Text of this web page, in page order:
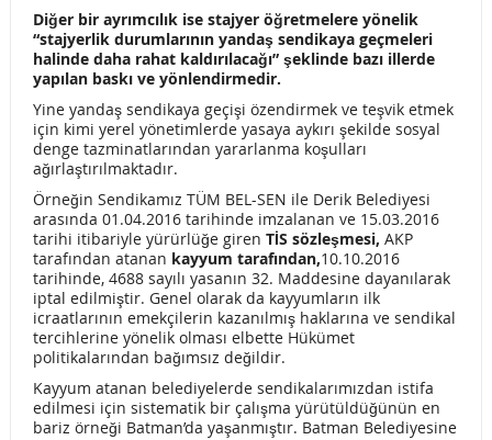
EMEKÇİLER AÇLIK SINIRININ ALTINDA YAŞIYOR
SÖZLEŞMELİ PERSONEL ALIM SINAVI İLE İLGİLİ DUYURU
MEMURLAR İÇİN YENİ RAPOR GENELGESİ
TORBA YASA MECLİS’TEN GEÇTİ KENT-DOĞA DİZGİNSİZ
TALANA AÇILDI
MEMURA YEMEK YARDIMINDA İKİ ÖNEMLİ DEĞİŞİKLİK
SANAT ÖRGÜTLERİNDEN ÖZELLEŞTİRMELERE TEPKİ!
KESK-DİSK-TMMOB-TTB’DE CHP’YE ZİYARET !
MEMURLARIN YILLIK İZİN YASAĞI KALKTI
NE DARBE NE OHAL !
2010 YILI KPSS İPTALİNE İLİŞKİN DEĞERLENDİRMEMİZ!
Diğer bir ayrımcılık ise stajyer öğretmelere yönelik
“stajyerlik durumlarının yandaş sendikaya geçmeleri
halinde daha rahat kaldırılacağı” şeklinde bazı illerde
yapılan baskı ve yönlendirmedir.
Yine yandaş sendikaya geçişi özendirmek ve teşvik etmek
için kimi yerel yönetimlerde yasaya aykırı şekilde sosyal
denge tazminatlarından yararlanma koşulları
ağırlaştırılmaktadır.
Örneğin Sendikamız TÜM BEL-SEN ile Derik Belediyesi
arasında 01.04.2016 tarihinde imzalanan ve 15.03.2016
tarihi itibariyle yürürlüğe giren TİS sözleşmesi, AKP
tarafından atanan kayyum tarafından,10.10.2016
tarihinde, 4688 sayılı yasanın 32. Maddesine dayanılarak
iptal edilmiştir. Genel olarak da kayyumların ilk
icraatlarının emekçilerin kazanılmış haklarına ve sendikal
tercihlerine yönelik olması elbette Hükümet
politikalarından bağımsız değildir.
Kayyum atanan belediyelerde sendikalarımızdan istifa
edilmesi için sistematik bir çalışma yürütüldüğünün en
bariz örneği Batman’da yaşanmıştır. Batman Belediyesine